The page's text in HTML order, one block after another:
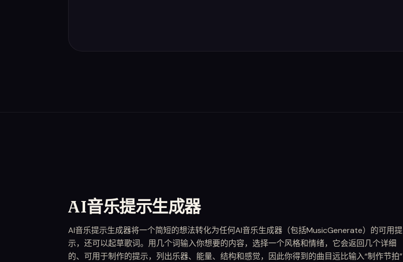
AI音乐提示生成器
AI音乐提示生成器将一个简短的想法转化为任何AI音乐生成器（包括MusicGenerate）的可用提
示，还可以起草歌词。用几个词输入你想要的内容，选择一个风格和情绪，它会返回几个详细
的、可用于制作的提示，列出乐器、能量、结构和感觉，因此你得到的曲目远比输入“制作节拍”